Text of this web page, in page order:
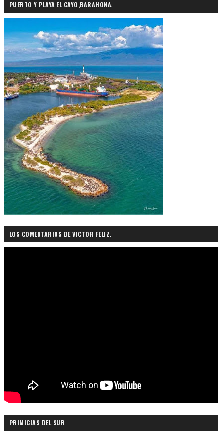
PUERTO Y PLAYA EL CAYO,BARAHONA.
LOS COMENTARIOS DE VICTOR FELIZ.
PRIMICIAS DEL SUR